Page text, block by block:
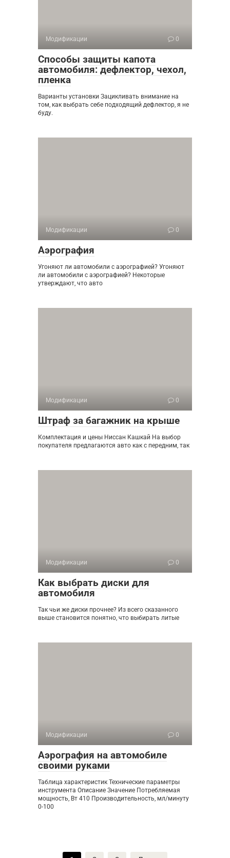
Модификации 0
Способы защиты капота
автомобиля: дефлектор, чехол,
пленка
Варианты установки Зацикливать внимание на
том, как выбрать себе подходящий дефлектор, я не
буду.
Модификации 0
Аэрография
Угоняют ли автомобили с аэрографией? Угоняют
ли автомобили с аэрографией? Некоторые
утверждают, что авто
Модификации 0
Штраф за багажник на крыше
Комплектация и цены Ниссан Кашкай На выбор
покупателя предлагаются авто как с передним, так
Модификации 0
Как выбрать диски для
автомобиля
Так чьи же диски прочнее? Из всего сказанного
выше становится понятно, что выбирать литые
Модификации 0
Аэрография на автомобиле
своими руками
Таблица характеристик Технические параметры
инструмента Описание Значение Потребляемая
мощность, Вт 410 Производительность, мл/минуту
0-100